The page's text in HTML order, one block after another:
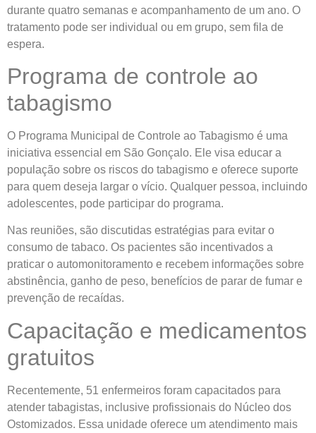
durante quatro semanas e acompanhamento de um ano. O
tratamento pode ser individual ou em grupo, sem fila de
espera.
Programa de controle ao
tabagismo
O Programa Municipal de Controle ao Tabagismo é uma
iniciativa essencial em São Gonçalo. Ele visa educar a
população sobre os riscos do tabagismo e oferece suporte
para quem deseja largar o vício. Qualquer pessoa, incluindo
adolescentes, pode participar do programa.
Nas reuniões, são discutidas estratégias para evitar o
consumo de tabaco. Os pacientes são incentivados a
praticar o automonitoramento e recebem informações sobre
abstinência, ganho de peso, benefícios de parar de fumar e
prevenção de recaídas.
Capacitação e medicamentos
gratuitos
Recentemente, 51 enfermeiros foram capacitados para
atender tabagistas, inclusive profissionais do Núcleo dos
Ostomizados. Essa unidade oferece um atendimento mais